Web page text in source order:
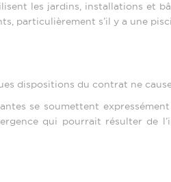
les jardins, installations et
particulièrement s’il y a une
dispositions du contrat ne
se soumettent
qui pourrait résulter de